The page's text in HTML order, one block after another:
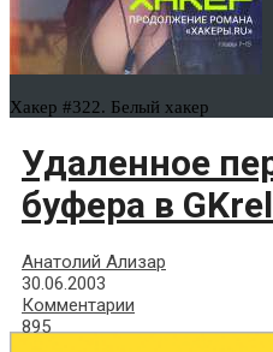
Хакер #322. Белый хакер
Удаленное
буфера в
Анатолий Ализар
30.06.2003
Комментарии
895